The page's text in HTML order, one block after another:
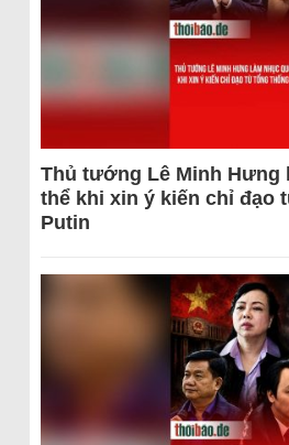
Thủ tướng Lê Minh Hưng
thể khi xin ý kiến chỉ đạo
Putin